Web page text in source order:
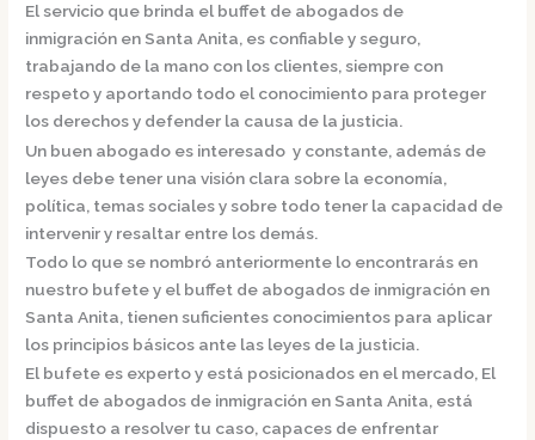
El servicio que brinda el buffet de abogados de
inmigración en Santa Anita, es confiable y seguro,
trabajando de la mano con los clientes, siempre con
respeto y aportando todo el conocimiento para proteger
los derechos y defender la causa de la justicia.
Un buen abogado es interesado y constante, además de
leyes debe tener una visión clara sobre la economía,
política, temas sociales y sobre todo tener la capacidad de
intervenir y resaltar entre los demás.
Todo lo que se nombró anteriormente lo encontrarás en
nuestro bufete y el buffet de abogados de inmigración en
Santa Anita, tienen suficientes conocimientos para aplicar
los principios básicos ante las leyes de la justicia.
El bufete es experto y está posicionados en el mercado, El
buffet de abogados de inmigración en Santa Anita, está
dispuesto a resolver tu caso, capaces de enfrentar